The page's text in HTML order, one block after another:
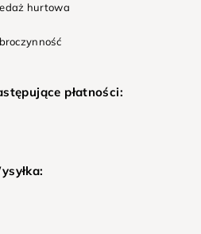
hurtowa
płatności: